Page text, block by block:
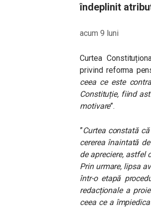
îndeplinit
acum 9 luni
Curtea
privind reforma
ceea ce este
Constituție, fiind
motivare”.
”Curtea constată
cererea înaintată
de apreciere, astfel
Prin urmare, lipsa
într-o etapă
redacționale a
ceea ce a